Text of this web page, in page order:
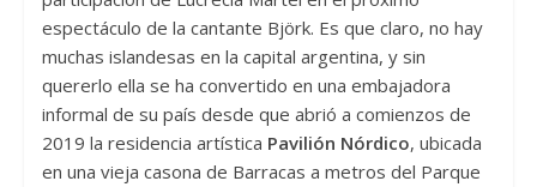
espectáculo de la cantante Björk. Es que claro, no hay
muchas islandesas en la capital argentina, y sin
quererlo ella se ha convertido en una embajadora
informal de su país desde que abrió a comienzos de
2019 la residencia artística Pavilión Nórdico, ubicada
en una vieja casona de Barracas a metros del Parque